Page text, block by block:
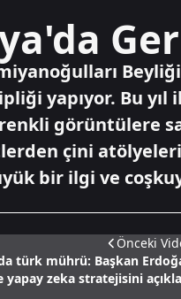
yapıyor. Bu
görüntülere
çini
bir ilgi ve
Önceki
türk mührü: Başkan
yapay zeka stratejisini